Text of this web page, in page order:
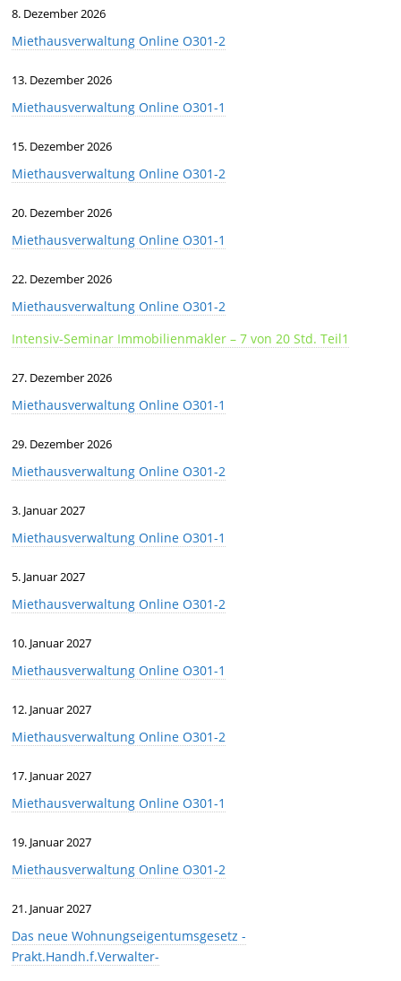
8. Dezember 2026
Miethausverwaltung Online O301-2
13. Dezember 2026
Miethausverwaltung Online O301-1
15. Dezember 2026
Miethausverwaltung Online O301-2
20. Dezember 2026
Miethausverwaltung Online O301-1
22. Dezember 2026
Miethausverwaltung Online O301-2
Intensiv-Seminar Immobilienmakler – 7 von 20 Std. Teil1
27. Dezember 2026
Miethausverwaltung Online O301-1
29. Dezember 2026
Miethausverwaltung Online O301-2
3. Januar 2027
Miethausverwaltung Online O301-1
5. Januar 2027
Miethausverwaltung Online O301-2
10. Januar 2027
Miethausverwaltung Online O301-1
12. Januar 2027
Miethausverwaltung Online O301-2
17. Januar 2027
Miethausverwaltung Online O301-1
19. Januar 2027
Miethausverwaltung Online O301-2
21. Januar 2027
Das neue Wohnungseigentumsgesetz -
Prakt.Handh.f.Verwalter-